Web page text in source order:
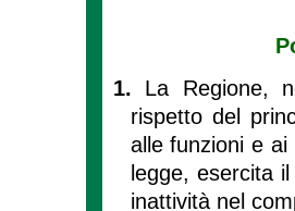
1. La Regione,
rispetto del
alle funzioni e
legge, esercita
inattività nel